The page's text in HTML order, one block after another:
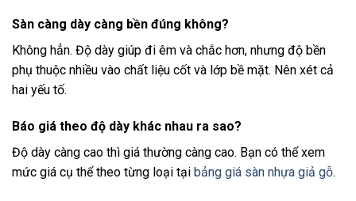
Sàn càng dày càng bền đúng không?
Không hẳn. Độ dày giúp đi êm và chắc hơn, nhưng độ bền
phụ thuộc nhiều vào chất liệu cốt và lớp bề mặt. Nên xét cả
hai yếu tố.
Báo giá theo độ dày khác nhau ra sao?
Độ dày càng cao thì giá thường càng cao. Bạn có thể xem
mức giá cụ thể theo từng loại tại bảng giá sàn nhựa giả gỗ.